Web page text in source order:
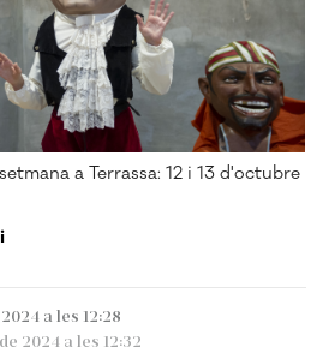
a Terrassa: 12 i 13 d'octubre
a les 12:28
2024 a les 12:32